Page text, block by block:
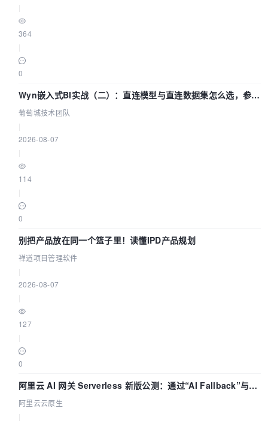
364
0
Wyn嵌入式BI实战（二）：直连模型与直连数据集怎么选，参数
为什么不生效？| 葡萄城技术团队
葡萄城技术团队
2026-08-07
114
0
别把产品放在同一个篮子里！读懂IPD产品规划
禅道项目管理软件
2026-08-07
127
0
阿里云 AI 网关 Serverless 新版公测：通过“AI Fallback”与拓
扑可视化构建 AI 流量治理底座
阿里云云原生